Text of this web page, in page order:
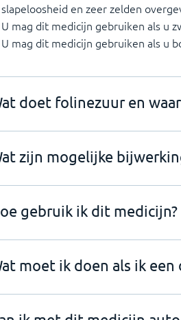
slapeloosheid en zeer zelden
U mag dit medicijn gebruiken als u
U mag dit medicijn gebruiken als u
doet folinezuur en
zijn mogelijke
gebruik ik dit medicijn?
moet ik doen als ik een